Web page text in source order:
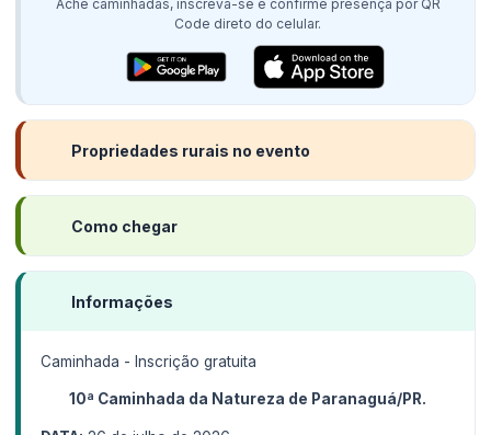
Ache caminhadas, inscreva-se e confirme presença por QR
Code direto do celular.
Propriedades rurais no evento
Como chegar
Informações
Caminhada - Inscrição gratuita
10ª Caminhada da Natureza de Paranaguá/PR.